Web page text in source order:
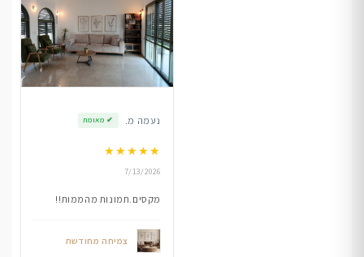
נעמה מ. ✔ מאומת
★★★★★
7/13/2026
מקסים.תמונות מהממות!!
צמיחה מחודשת